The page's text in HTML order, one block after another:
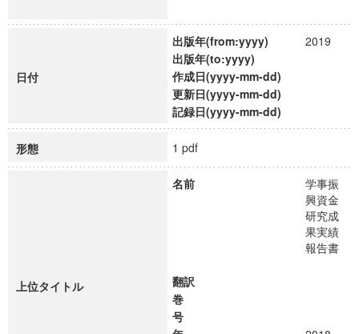
日付
出版年(from:yyyy)
2019
出版年(to:yyyy)
作成日(yyyy-mm-dd)
更新日(yyyy-mm-dd)
記録日(yyyy-mm-dd)
形態 1 pdf
上位タイトル
名前
学事振
興資金
研究成
果実績
報告書
翻訳
巻
号